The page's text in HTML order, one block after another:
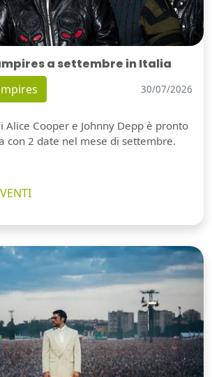
a settembre in Italia
30/07/2026
Alice Cooper e Johnny Depp è pronto
con 2 date nel mese di settembre.